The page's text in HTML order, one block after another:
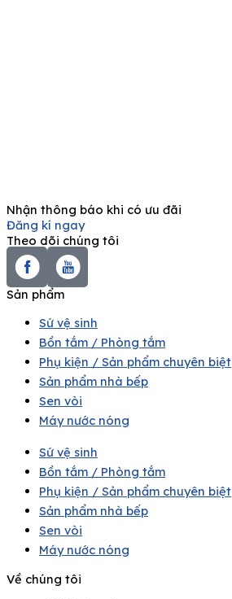
Nhận thông báo khi có ưu đãi
Đăng kí ngay
Theo dõi chúng tôi
Sản phẩm
Sứ vệ sinh
Bồn tắm / Phòng tắm
Phụ kiện / Sản phẩm chuyên biệt
Sản phẩm nhà bếp
Sen vòi
Máy nước nóng
Sứ vệ sinh
Bồn tắm / Phòng tắm
Phụ kiện / Sản phẩm chuyên biệt
Sản phẩm nhà bếp
Sen vòi
Máy nước nóng
Về chúng tôi